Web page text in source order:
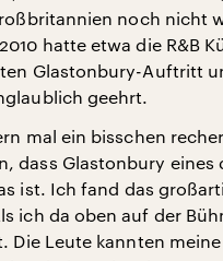
noch nicht
hatte etwa die R&B
Glastonbury-Auftritt
geehrt.
mal ein bisschen
dass Glastonbury eines
ist. Ich fand das
ich da oben auf der
Die Leute kannten